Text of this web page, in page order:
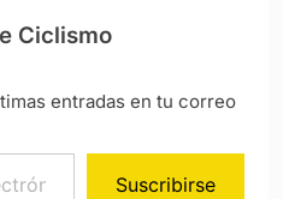
Ciclismo
entradas en tu correo
Suscribirse